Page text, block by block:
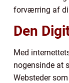
forværring af
Den
Med
nogensinde at
Websteder